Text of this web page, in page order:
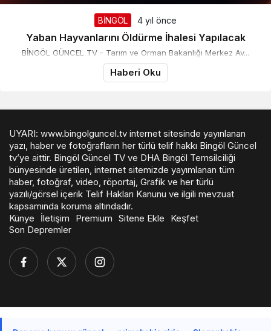
BİNGÖL 4 yıl önce
Yaban Hayvanlarını Öldürme İhalesi Yapılacak
BİNGÖL GÜNCEL TV - Tarım ve Orman Bakanlığı Merkez Av...
Haberi Oku
UYARI: www.bingolguncel.tv internet sitesinde yayınlanan
yazı, haber ve fotoğrafların her türlü telif hakkı Bingöl Güncel
tv’ye aittir. Bingöl Güncel TV ve DHA Bingöl Temsilciliği
bünyesinde üretilen, internet sitemizde yayımlanan tüm
haber, fotoğraf, video, röportaj, Grafik ve her türlü
yazılı/görsel içerik Telif Hakları Kanunu ve ilgili mevzuat
kapsamında koruma altındadır.
Künye
İletişim Premium Sitene Ekle
Keşfet
Son Depremler